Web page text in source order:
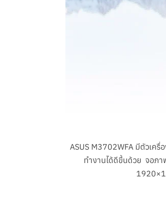
ASUS M3702WFA มีตัวเค
ทำงานได้ดีขึ้นด้วย จอภา